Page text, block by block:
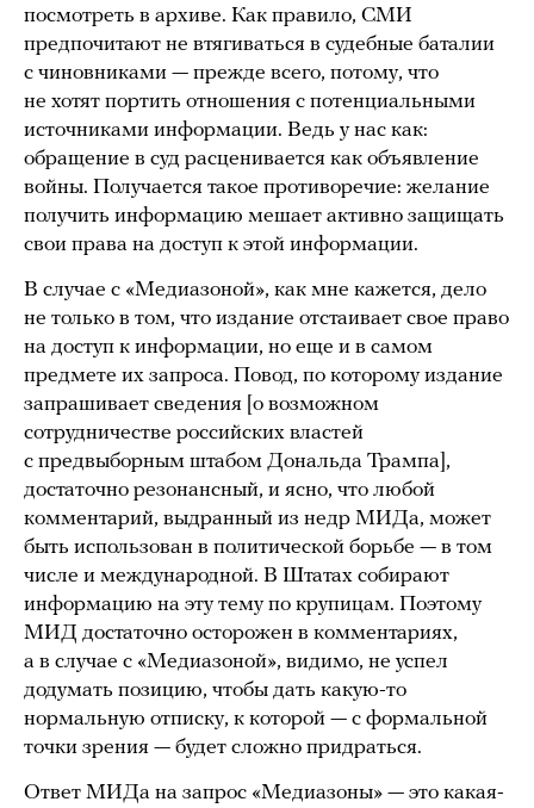
посмотреть в архиве. Как правило, СМИ
предпочитают не втягиваться в судебные баталии
с чиновниками — прежде всего, потому, что
не хотят портить отношения с потенциальными
источниками информации. Ведь у нас как:
обращение в суд расценивается как объявление
войны. Получается такое противоречие: желание
получить информацию мешает активно защищать
свои права на доступ к этой информации.
В случае с «Медиазоной», как мне кажется, дело
не только в том, что издание отстаивает свое право
на доступ к информации, но еще и в самом
предмете их запроса. Повод, по которому издание
запрашивает сведения [о возможном
сотрудничестве российских властей
с предвыборным штабом Дональда Трампа],
достаточно резонансный, и ясно, что любой
комментарий, выдранный из недр МИДа, может
быть использован в политической борьбе — в том
числе и международной. В Штатах собирают
информацию на эту тему по крупицам. Поэтому
МИД достаточно осторожен в комментариях,
а в случае с «Медиазоной», видимо, не успел
додумать позицию, чтобы дать какую-то
нормальную отписку, к которой — с формальной
точки зрения — будет сложно придраться.
Ответ МИДа на запрос «Медиазоны» — это какая-